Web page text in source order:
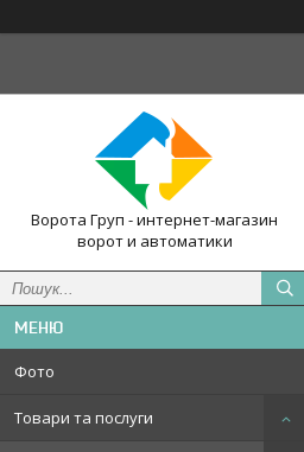
Ворота Груп - интернет-магазин
ворот и автоматики
Фото
Товари та послуги